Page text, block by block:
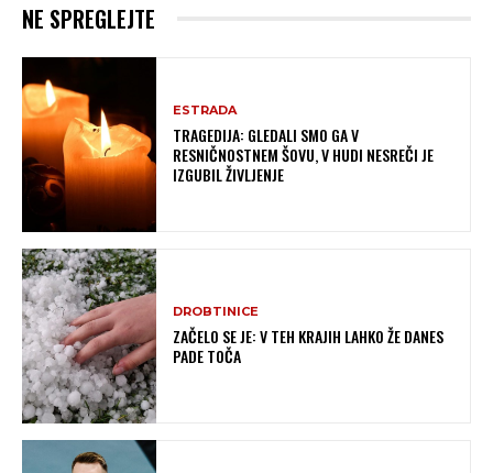
NE SPREGLEJTE
ESTRADA
TRAGEDIJA: GLEDALI SMO GA V
RESNIČNOSTNEM ŠOVU, V HUDI NESREČI JE
IZGUBIL ŽIVLJENJE
DROBTINICE
ZAČELO SE JE: V TEH KRAJIH LAHKO ŽE DANES
PADE TOČA